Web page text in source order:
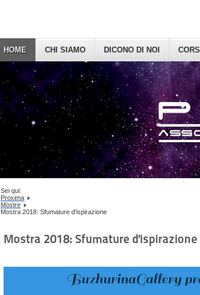
HOME CHI SIAMO DICONO DI NOI CORSI
Sei qui:
Proxima
Mostre
Mostra 2018: Sfumature d'ispirazione
Mostra 2018: Sfumature d'ispirazione